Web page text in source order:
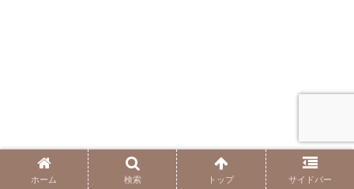
ホーム 検索 トップ サイドバー